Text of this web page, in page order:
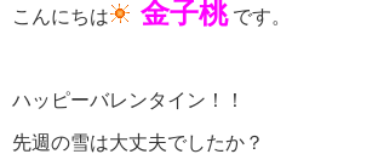
こんにちは 金子桃です。
ハッピーバレンタイン！！
先週の雪は大丈夫でしたか？